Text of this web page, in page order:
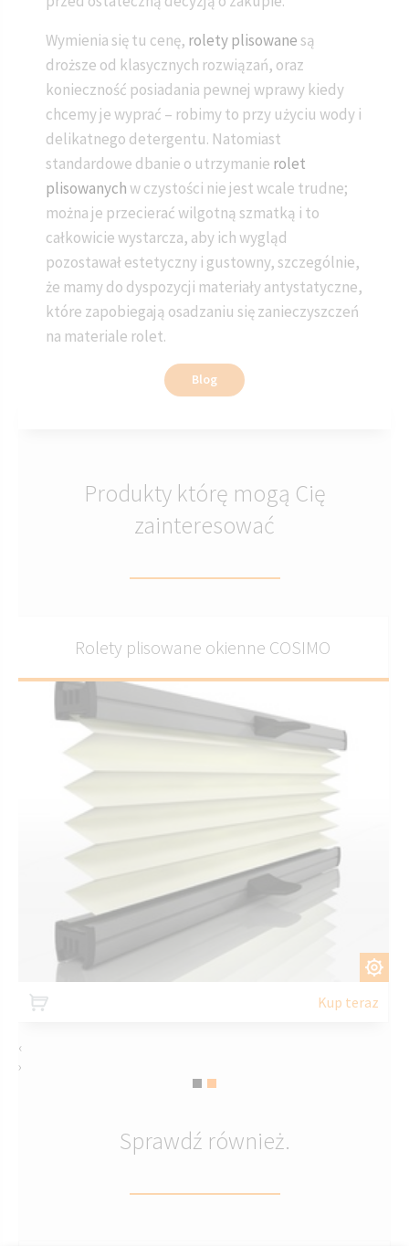
Wymienia się tu cenę, rolety plisowanesą
droższe od klasycznych rozwiązań, oraz
konieczność posiadania pewnej wprawy kiedy
chcemy je wyprać – robimy to przy użyciu wody i
delikatnego detergentu. Natomiast
standardowe dbanie o utrzymanie rolet
plisowanychw czystości nie jest wcale trudne;
można je przecierać wilgotną szmatką i to
całkowicie wystarcza, aby ich wygląd
pozostawał estetyczny i gustowny, szczególnie,
że mamy do dyspozycji materiały antystatyczne,
które zapobiegają osadzaniu się zanieczyszczeń
na materiale rolet.
Blog
Produkty którę mogą Cię
zainteresować
Rolety plisowane okienne COSIMO
Kup teraz
‹
›
Sprawdź również.